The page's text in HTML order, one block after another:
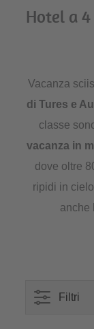
Hotel a
Vacanza
di Tures e
classe
vacanza in
dove oltre
ripidi in
anche
Filtri